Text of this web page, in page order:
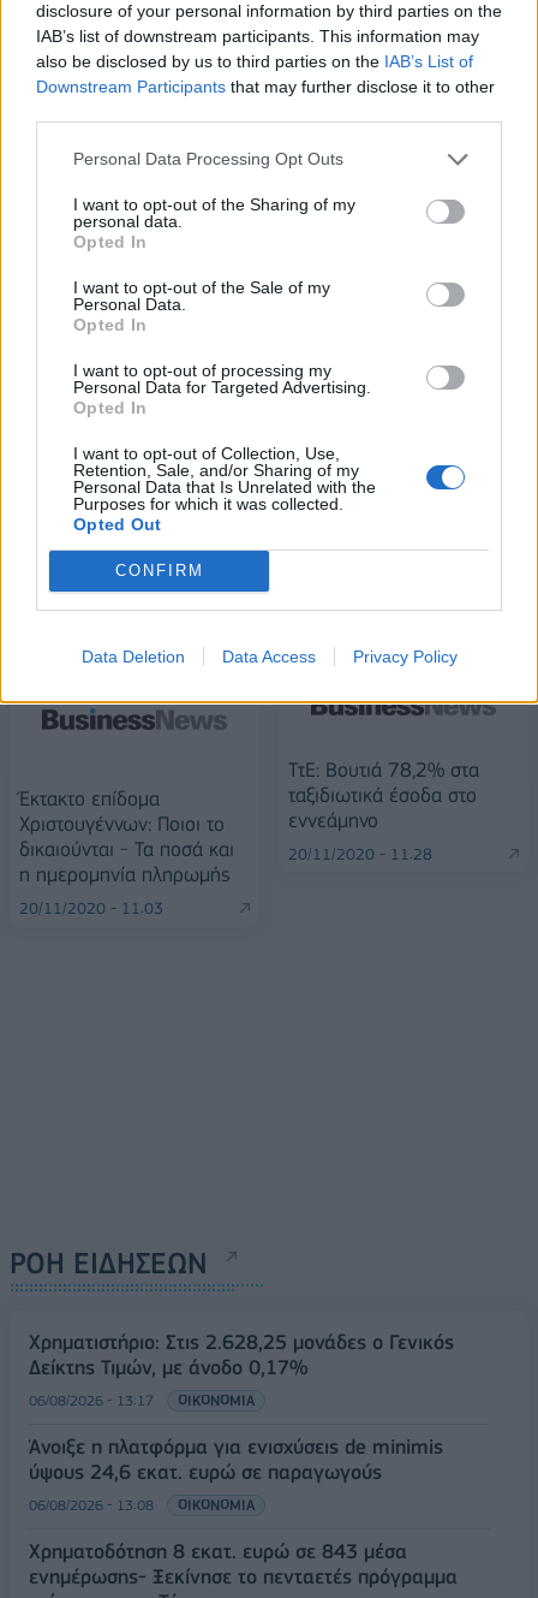
disclosure of your personal information by third parties on the
IAB’s list of downstream participants. This information may
also be disclosed by us to third parties on the IAB’s List of
Downstream Participants that may further disclose it to other
Personal Data Processing Opt Outs
I want to opt-out of the Sharing of my
personal data.
Opted In
I want to opt-out of the Sale of my
Personal Data.
Opted In
I want to opt-out of processing my
Personal Data for Targeted Advertising.
Opted In
I want to opt-out of Collection, Use,
Retention, Sale, and/or Sharing of my
Personal Data that Is Unrelated with the
Purposes for which it was collected.
Opted Out
CONFIRM
Data Deletion Data Access Privacy Policy
τα EBITDA
VW: Η δύσκολη εξίσωση της
αναδιάρθρωσης
Alpha Bank: Για πρώτη φορά το
Αρχαίο Θέατρο Επιδαύρου
ESG Report 2025: Πώς η ΑΒ Βασιλόπουλος μετατρέπει τη
Stoiximan: «Πού ήσουν;» στις μεγάλες στιγμές του Ολυμπιακού
ΠΕΡΙΣΣΌΤΕΡΑ ΣΕ ΑΥΤΉ ΤΗΝ ΚΑΤΗΓΟΡΊΑ
Έκτακτο επίδομα
Χριστουγέννων: Ποιοι το
δικαιούνται - Τα ποσά και
η ημερομηνία πληρωμής
20/11/2020 - 11:03
ΤτΕ: Βουτιά 78,2% στα
ταξιδιωτικά έσοδα στο
εννεάμηνο
20/11/2020 - 11:28
ΡΟΗ ΕΙΔΗΣΕΩΝ
Χρηματιστήριο: Στις 2.628,25 μονάδες ο Γενικός
Δείκτης Τιμών, με άνοδο 0,17%
06/08/2026 - 13:17 ΟΙΚΟΝΟΜΙΑ
Άνοιξε η πλατφόρμα για ενισχύσεις de minimis
ύψους 24,6 εκατ. ευρώ σε παραγωγούς
06/08/2026 - 13:08 ΟΙΚΟΝΟΜΙΑ
Χρηματοδότηση 8 εκατ. ευρώ σε 843 μέσα
ενημέρωσης- Ξεκίνησε το πενταετές πρόγραμμα